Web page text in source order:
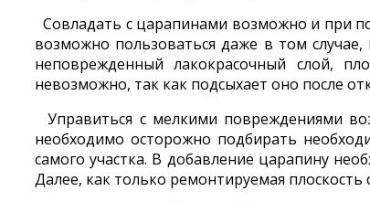
Совладать с царапинами возможно и при
возможно пользоваться даже в том
неповрежденный лакокрасочный слой,
невозможно, так как подсыхает оно после
Управиться с мелкими повреждениями
необходимо осторожно подбирать
самого участка. В добавление царапину
Далее, как только ремонтируемая плоскость